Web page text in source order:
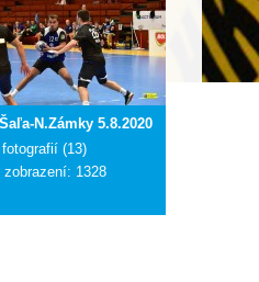
N.Zámky 5.8.2020
(13)
zobrazení: 1328